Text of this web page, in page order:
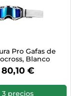
Pro Gafas de
Blanco
80,10 €
3 precios